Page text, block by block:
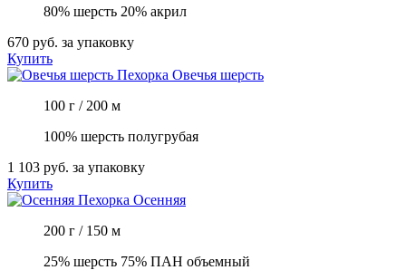
80% шерсть 20% акрил
670 руб. за упаковку
Купить
Пехорка Овечья шерсть
100 г / 200 м
100% шерсть полугрубая
1 103 руб. за упаковку
Купить
Пехорка Осенняя
200 г / 150 м
25% шерсть 75% ПАН объемный